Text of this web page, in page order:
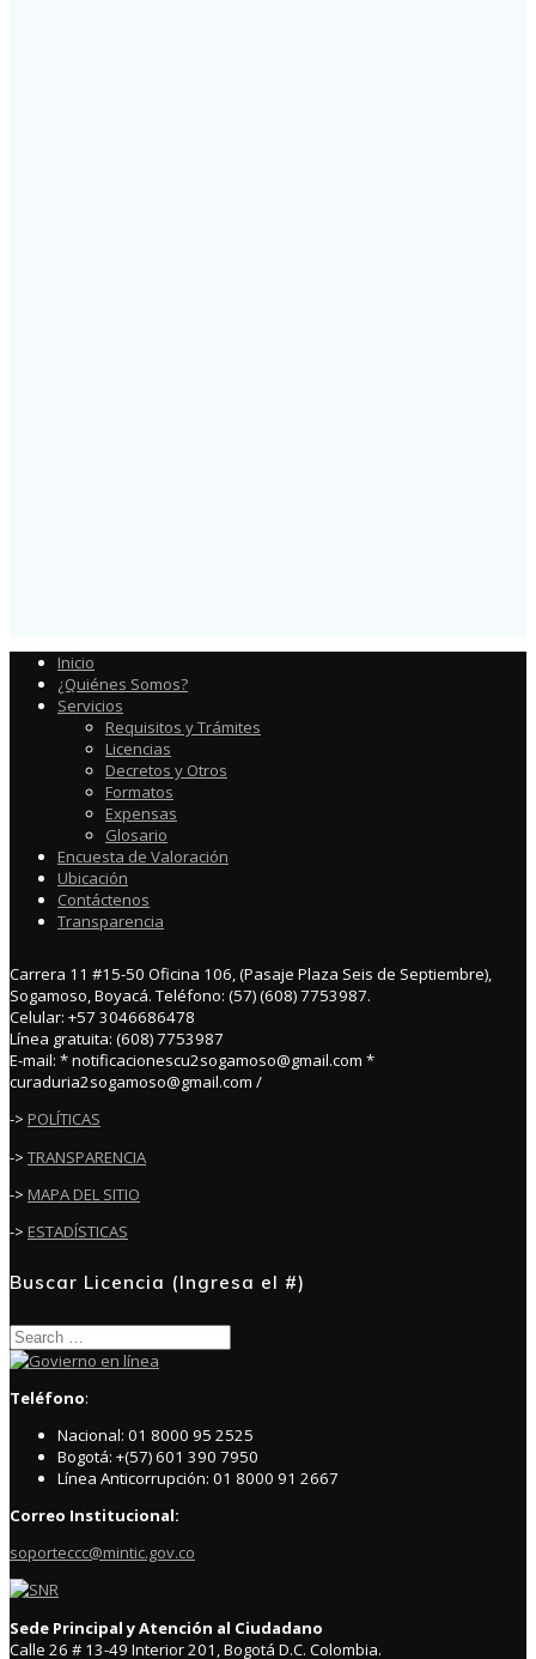
Inicio
¿Quiénes Somos?
Servicios
Requisitos y Trámites
Licencias
Decretos y Otros
Formatos
Expensas
Glosario
Encuesta de Valoración
Ubicación
Contáctenos
Transparencia
Carrera 11 #15-50 Oficina 106, (Pasaje Plaza Seis de Septiembre),
Sogamoso, Boyacá. Teléfono: (57) (608) 7753987.
Celular: +57 3046686478
Línea gratuita: (608) 7753987
E-mail: * notificacionescu2sogamoso@gmail.com *
curaduria2sogamoso@gmail.com /
-> POLÍTICAS
-> TRANSPARENCIA
-> MAPA DEL SITIO
-> ESTADÍSTICAS
Buscar Licencia (Ingresa el #)
Search
for:
Teléfono:
Nacional: 01 8000 95 2525
Bogotá: +(57) 601 390 7950
Línea Anticorrupción: 01 8000 91 2667
Correo Institucional:
soporteccc@mintic.gov.co
Sede Principal y Atención al Ciudadano
Calle 26 # 13-49 Interior 201, Bogotá D.C. Colombia.